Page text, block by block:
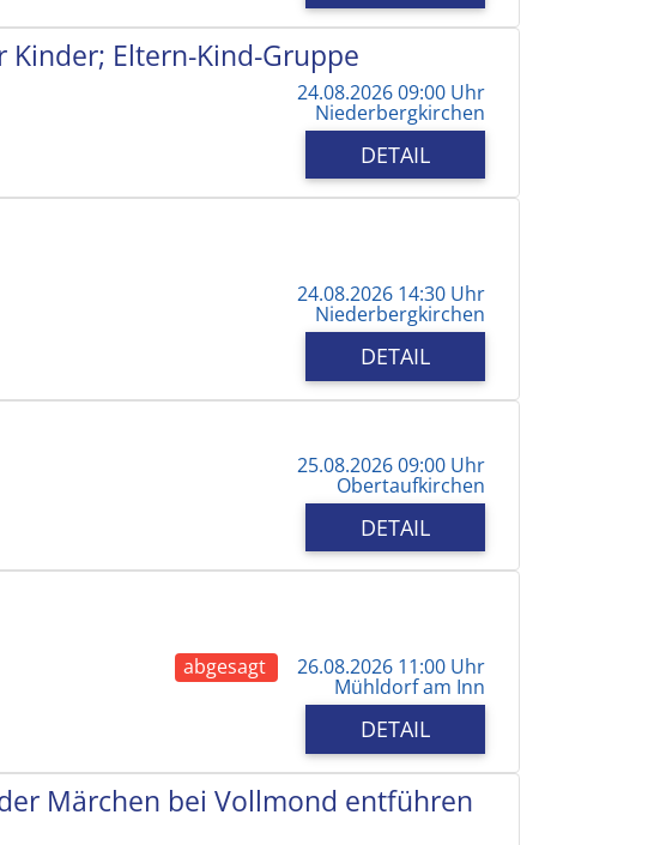
Eltern-Kind-Gruppe
24.08.2026 09:00 Uhr
Niederbergkirchen
DETAIL
24.08.2026 14:30 Uhr
Niederbergkirchen
DETAIL
25.08.2026 09:00 Uhr
Obertaufkirchen
DETAIL
abgesagt 26.08.2026 11:00 Uhr
Mühldorf am Inn
DETAIL
Märchen bei Vollmond entführen